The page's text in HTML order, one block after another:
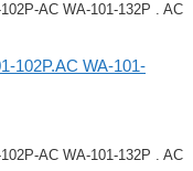
AC WA-101-132P . AC
102P.AC WA-101-
AC WA-101-132P . AC